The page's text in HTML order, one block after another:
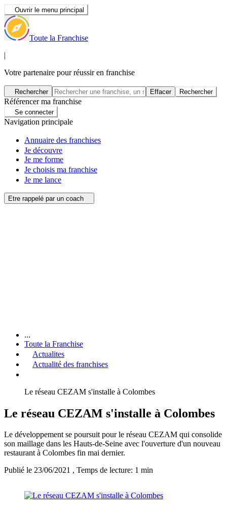
Ouvrir le menu principal
Toute la Franchise
|
Votre partenaire pour réussir en franchise
Rechercher Effacer Rechercher
Référencer ma franchise
Se connecter
Navigation principale
Annuaire des franchises
Je découvre
Je me forme
Je choisis ma franchise
Je me lance
Etre rappelé par un coach
...
Toute la Franchise
Actualites
Actualité des franchises
Le réseau CEZAM s'installe à Colombes
Le réseau CEZAM s'installe à Colombes
Le développement se poursuit pour le réseau CEZAM qui consolide
son maillage dans les Hauts-de-Seine avec l'ouverture d'un nouveau
restaurant à Colombes fin mai dernier.
Publié le 23/06/2021 , Temps de lecture: 1 min